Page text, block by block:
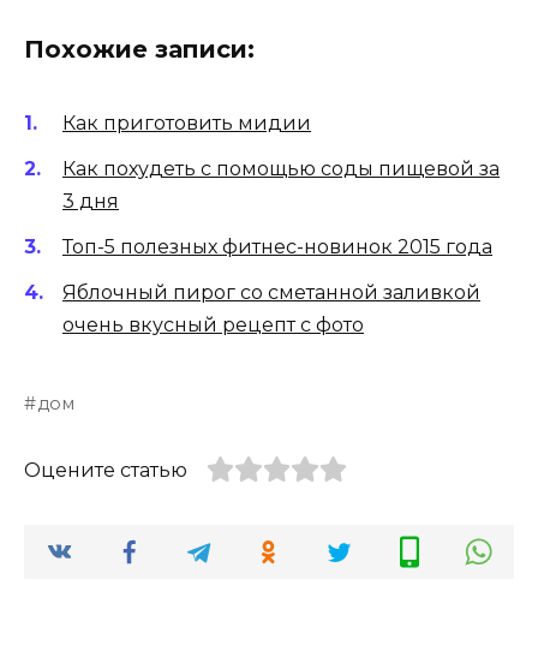
Похожие записи:
Как приготовить мидии
Как похудеть с помощью соды пищевой за
3 дня
Топ-5 полезных фитнес-новинок 2015 года
Яблочный пирог со сметанной заливкой
очень вкусный рецепт с фото
дом
Оцените статью